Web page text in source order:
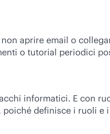
aprire email o
o tutorial periodici
informatici. E con
definisce i ruoli e